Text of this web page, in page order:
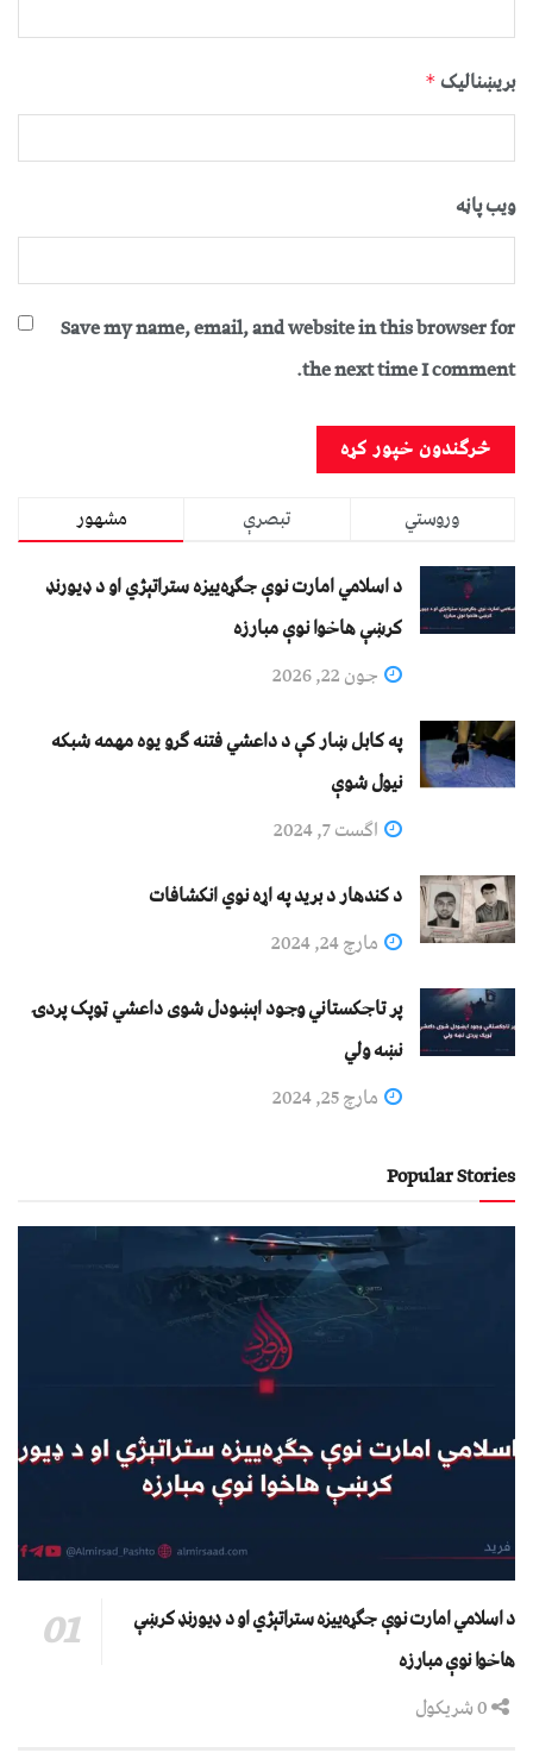
بریښنالیک *
ویب پاڼه
Save my name, email, and website in this browser for
the next time I comment.
مشهور تبصرې
وروستي
د اسلامي امارت نوې جګړه‌ییزه ستراتېژي او د ډیورنډ
کرښې هاخوا نوې مبارزه
جون 22, 2026
په کابل ښار کې د داعشي فتنه ګرو يوه مهمه شبکه
نيول شوې
اگست 7, 2024
د کندهار د برید په اړه نوي انکشافات
مارچ 24, 2024
پر تاجکستاني وجود اېښودل شوی داعشي ټوپک پردۍ
نښه ولي
مارچ 25, 2024
Popular Stories
د اسلامي امارت نوې جګړه‌ییزه ستراتېژي او د ډیورنډ کرښې
هاخوا نوې مبارزه